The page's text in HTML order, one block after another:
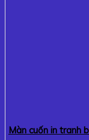
Màn cuốn in tranh